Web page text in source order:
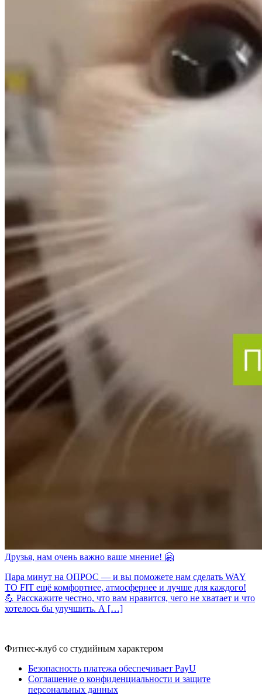
Друзья, нам очень важно ваше мнение! 🤗
Пара минут на ОПРОС — и вы поможете нам сделать WAY
TO FIT ещё комфортнее, атмосфернее и лучше для каждого!
💪 Расскажите честно, что вам нравится, чего не хватает и что
хотелось бы улучшить. А […]
Фитнес-клуб со студийным характером
Безопасность платежа обеспечивает PayU
Соглашение о конфиденциальности и защите
персональных данных